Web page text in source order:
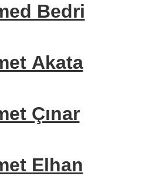
Bedri
Akata
Çınar
Elhan